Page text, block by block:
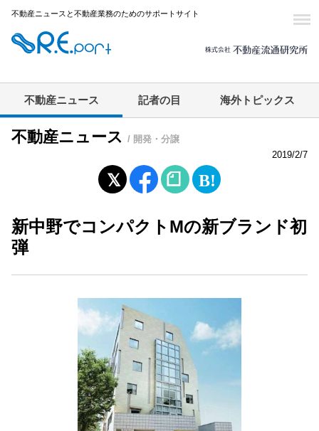
不動産ニュースと不動産業務のためのサポートサイト
不動産ニュース 記者の目 海外トピックス
不動産ニュース / 開発・分譲
2019/2/7
新中野でコンパクトMの新ブランド初
弾